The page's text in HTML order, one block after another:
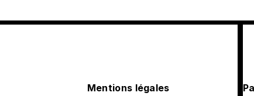
Mentions légales